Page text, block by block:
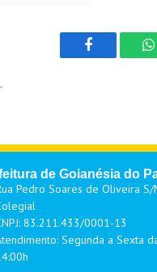
Facebook
de Goianésia do
Pedro Soares de Oliveira S/
83.211.433/0001-13
Segunda a Sexta